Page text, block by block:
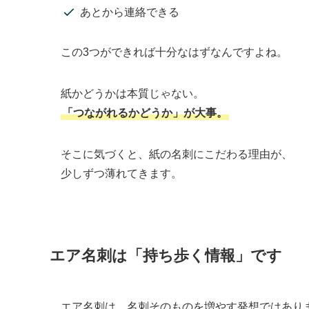
あとから連絡できる
この3つができれば十分なはずなんですよね。
紙かどうかは本質じゃない。
「つながれるかどうか」が大事。
そこに気づくと、紙の名刺にこだわる理由が、
少しずつ薄れてきます。
エア名刺は「持ち歩く情報」です